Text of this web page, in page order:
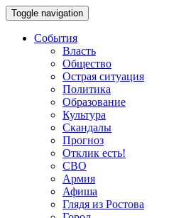
Toggle navigation
События
Власть
Общество
Острая ситуация
Политика
Образование
Культура
Скандалы
Прогноз
Отклик есть!
СВО
Армия
Афиша
Глядя из Ростова